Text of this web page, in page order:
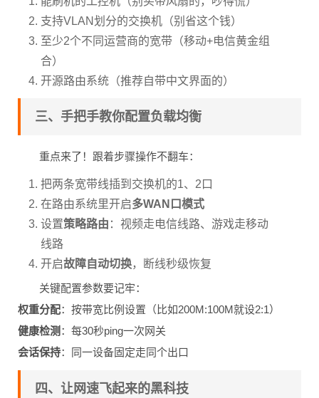
支持VLAN划分的交换机（别省这个钱）
至少2个不同运营商的宽带（移动+电信黄金组
合）
开源路由系统（推荐自带中文界面的）
三、手把手教你配置负载均衡
重点来了！跟着步骤操作不翻车：
把两条宽带线插到交换机的1、2口
在路由系统里开启多WAN口模式
设置策略路由 ：视频走电信线路、游戏走移动
线路
开启故障自动切换，断线秒级恢复
关键配置参数要记牢：
权重分配：按带宽比例设置（比如200M:100M就设2:1）
健康检测 ：每30秒ping一次网关
会话保持：同一设备固定走同个出口
四、让网速飞起来的黑科技